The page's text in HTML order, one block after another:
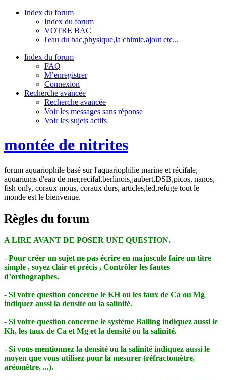
Index du forum
Index du forum
VOTRE BAC
l'eau du bac,physique,la chimie,ajout etc...
Index du forum
FAQ
M’enregistrer
Connexion
Recherche avancée
Recherche avancée
Voir les messages sans réponse
Voir les sujets actifs
montée de nitrites
forum aquariophile basé sur l'aquariophilie marine et récifale,
aquariums d'eau de mer,recifal,berlinois,jaubert,DSB,picos, nanos,
fish only, coraux mous, coraux durs, articles,led,refuge tout le
monde est le bienvenue.
Règles du forum
A LIRE AVANT DE POSER UNE QUESTION.
- Pour créer un sujet ne pas écrire en majuscule faire un titre
simple , soyez clair et précis , Contrôler les fautes
d’orthographes.
- Si votre question concerne le KH ou les taux de Ca ou Mg
indiquez aussi la densité ou la salinité.
- Si votre question concerne le système Balling indiquez aussi le
Kh, les taux de Ca et Mg et la densité ou la salinité.
- Si vous mentionnez la densité ou la salinité indiquez aussi le
moyen que vous utilisez pour la mesurer (réfractomètre,
aréomètre, ...).